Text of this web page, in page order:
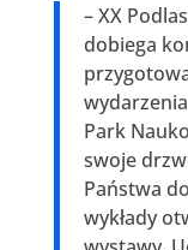
– XX
dobiega
Park
swoje
Państwa
wykłady